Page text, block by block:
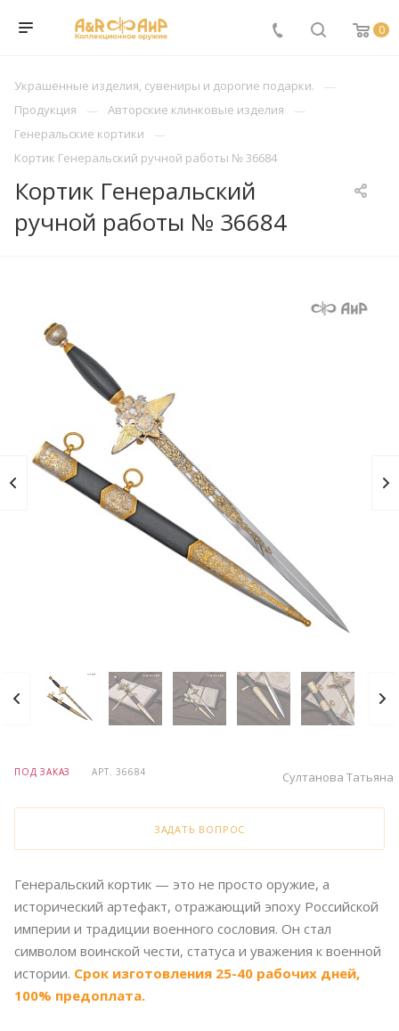
0
Украшенные изделия, сувениры и дорогие подарки.
Продукция
Авторские клинковые изделия
Генеральские кортики
Кортик Генеральский ручной работы № 36684
Кортик Генеральский
ручной работы № 36684
ПОД ЗАКАЗ АРТ.36684 Султанова Татьяна
ЗАДАТЬ ВОПРОС
Генеральский кортик — это не просто оружие, а
исторический артефакт, отражающий эпоху Российской
империи и традиции военного сословия. Он стал
символом воинской чести, статуса и уважения к военной
истории. Срок изготовления 25-40 рабочих дней,
100% предоплата.